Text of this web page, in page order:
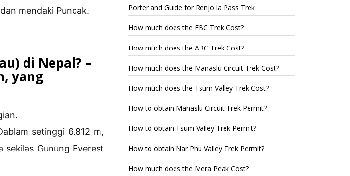
mendaki Puncak.
di Nepal? –
yang
setinggi 6.812 m,
Gunung Everest
Porter and Guide for Renjo la Pass Trek
How much does the EBC Trek Cost?
How much does the ABC Trek Cost?
How much does the Manaslu Circuit Trek Cost?
How much does the Tsum Valley Trek Cost?
How to obtain Manaslu Circuit Trek Permit?
How to obtain Tsum Valley Trek Permit?
How to obtain Nar Phu Valley Trek Permit?
How much does the Mera Peak Cost?